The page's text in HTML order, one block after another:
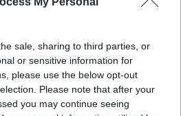
sale, sharing to third parties, or
or sensitive information for
please use the below opt-out
Please note that after your
you may continue seeing
«Με ενδιαφέρει η
τον Θανάση Μήνα για το νέο της
με τίτλο "Κομπολόι στο χώμα".